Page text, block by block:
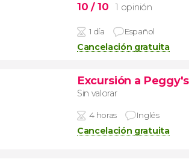
10 / 10 1 opinión
1 día Español
Cancelación gratuita
Excursión a
Sin valorar
4 horas Inglés
Cancelación gratuita